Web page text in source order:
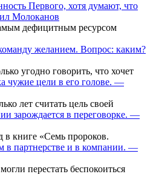
Первого, хотя думают, что
Молоканов
дефицитным ресурсом
желанием. Вопрос: каким?
угодно говорить, что хочет
чужие цели в его голове. —
лет считать цель своей
зарождается в переговорке. —
книге «Семь пророков.
в партнерстве и в компании. —
перестать беспокоиться